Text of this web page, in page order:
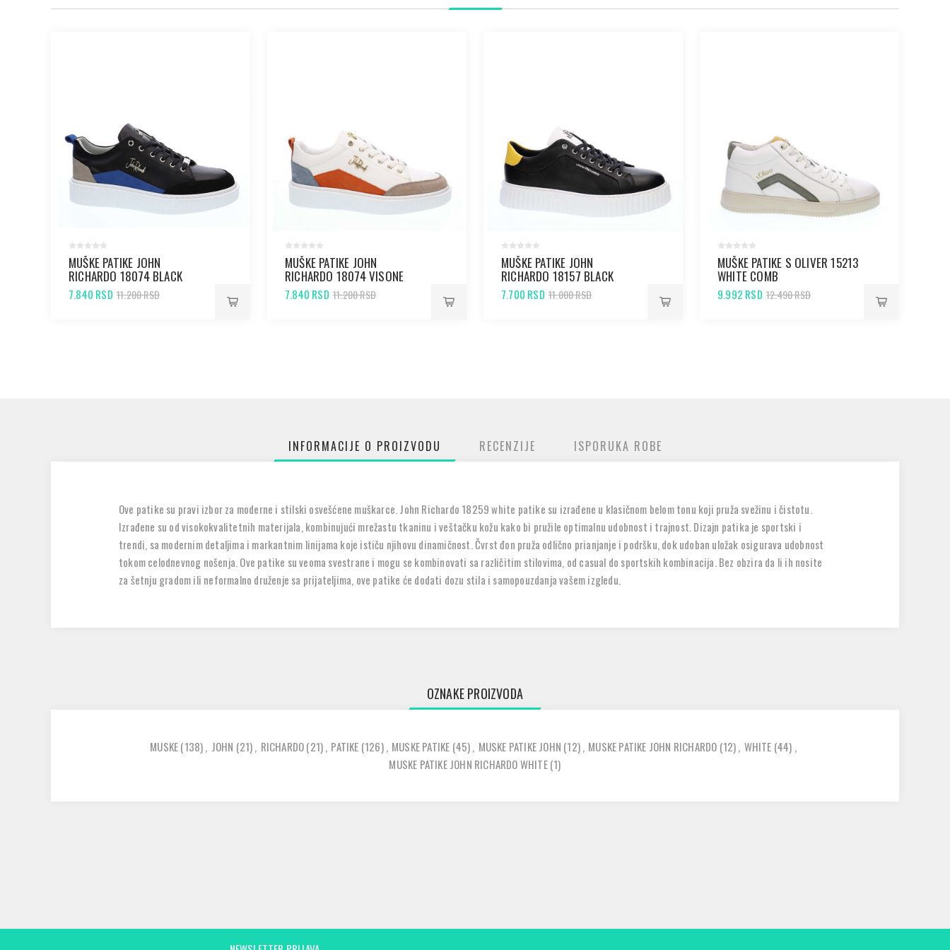
MUŠKE PATIKE JOHN
RICHARDO 18074 BLACK
7.840 RSD 11.200 RSD
MUŠKE PATIKE JOHN
RICHARDO 18074 VISONE
7.840 RSD 11.200 RSD
MUŠKE PATIKE JOHN
RICHARDO 18157 BLACK
7.700 RSD 11.000 RSD
MUŠKE PATIKE S OLIVER 15213
WHITE COMB
9.992 RSD 12.490 RSD
INFORMACIJE O PROIZVODU RECENZIJE ISPORUKA ROBE
Ove patike su pravi izbor za moderne i stilski osvešćene muškarce. John Richardo 18259 white patike su izrađene u klasičnom belom tonu koji pruža svežinu i čistotu.
Izrađene su od visokokvalitetnih materijala, kombinujući mrežastu tkaninu i veštačku kožu kako bi pružile optimalnu udobnost i trajnost. Dizajn patika je sportski i
trendi, sa modernim detaljima i markantnim linijama koje ističu njihovu dinamičnost. Čvrst đon pruža odlično prianjanje i podršku, dok udoban uložak osigurava udobnost
tokom celodnevnog nošenja. Ove patike su veoma svestrane i mogu se kombinovati sa različitim stilovima, od casual do sportskih kombinacija. Bez obzira da li ih nosite
za šetnju gradom ili neformalno druženje sa prijateljima, ove patike će dodati dozu stila i samopouzdanja vašem izgledu.
OZNAKE PROIZVODA
MUSKE(138), JOHN (21), RICHARDO(21), PATIKE (126), MUSKE PATIKE (45), MUSKE PATIKE JOHN (12), MUSKE PATIKE JOHN RICHARDO (12), WHITE (44) ,
MUSKE PATIKE JOHN RICHARDO WHITE(1)